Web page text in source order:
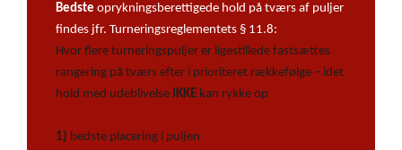
Bedste oprykningsberettigede hold på tværs af puljer
findes jfr. Turneringsreglementets § 11.8:
Hvor flere turneringspuljer er ligestillede fastsættes
rangering på tværs efter i prioriteret rækkefølge – idet
hold med udeblivelse IKKE kan rykke op
1) bedste placering i puljen